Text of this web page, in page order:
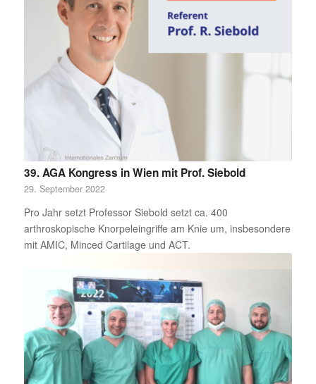
39. AGA Kongress in Wien mit Prof. Siebold
29. September 2022
Pro Jahr setzt Professor Siebold setzt ca. 400
arthroskopische Knorpeleingriffe am Knie um, insbesondere
mit AMIC, Minced Cartilage und ACT.